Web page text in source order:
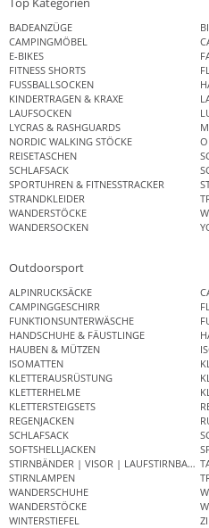
BADEANZÜGE
CAMPINGMÖBEL
E-BIKES
FITNESS SHORTS
FUSSBALLSOCKEN
KINDERTRAGEN & KRAXE
LAUFSOCKEN
LYCRAS & RASHGUARDS
NORDIC WALKING STÖCKE
REISETASCHEN
SCHLAFSACK
SPORTUHREN & FITNESSTRACKER
STRANDKLEIDER
WANDERSTÖCKE
WANDERSOCKEN
Outdoorsport
ALPINRUCKSÄCKE
CAMPINGGESCHIRR
FUNKTIONSUNTERWÄSCHE
HANDSCHUHE & FÄUSTLINGE
HAUBEN & MÜTZEN
ISOMATTEN
KLETTERAUSRÜSTUNG
KLETTERHELME
KLETTERSTEIGSETS
REGENJACKEN
SCHLAFSACK
SOFTSHELLJACKEN
STIRNBÄNDER | VISOR | LAUFSTIRNBAND
STIRNLAMPEN
WANDERSCHUHE
WANDERSTÖCKE
WINTERSTIEFEL